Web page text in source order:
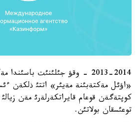
2013-2014 - وقؤ جئلئنئث
«اؤئل مةكتةبئنة مةيئر» اتتئ ذلكةن
كوپتةگةن قوعام قايراتكةرلةرئ مةن
توعئسقان بولاتئن.